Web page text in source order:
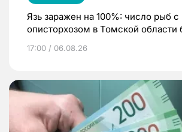
Язь заражен на 100%: число рыб с
описторхозом в Томской области
17:00 / 06.08.26